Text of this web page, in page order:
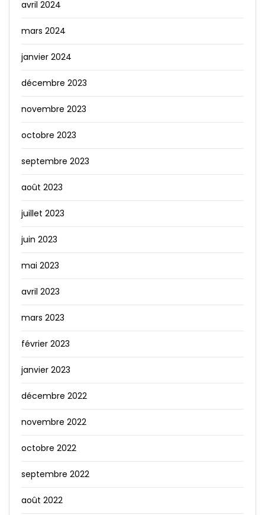
avril 2024
mars 2024
janvier 2024
décembre 2023
novembre 2023
octobre 2023
septembre 2023
août 2023
juillet 2023
juin 2023
mai 2023
avril 2023
mars 2023
février 2023
janvier 2023
décembre 2022
novembre 2022
octobre 2022
septembre 2022
août 2022